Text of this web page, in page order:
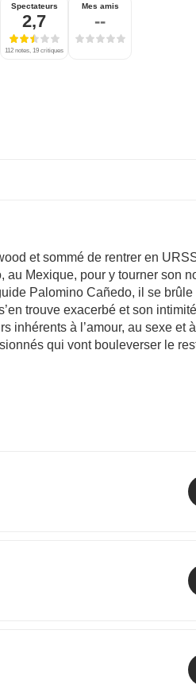
Spectateurs
2,7
112 notes, 19 critiques
Mes amis
--
et sommé de rentrer en
Mexique, pour y tourner son
Palomino Cañedo, il se brûle
trouve exacerbé et son
inhérents à l’amour, au sexe et
qui vont bouleverser le